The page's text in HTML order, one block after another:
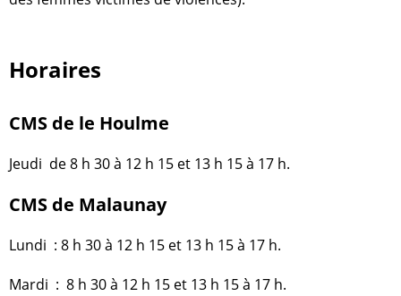
Horaires
CMS de le Houlme
Jeudi de 8 h 30 à 12 h 15 et 13 h 15 à 17 h.
CMS de Malaunay
Lundi : 8 h 30 à 12 h 15 et 13 h 15 à 17 h.
Mardi : 8 h 30 à 12 h 15 et 13 h 15 à 17 h.